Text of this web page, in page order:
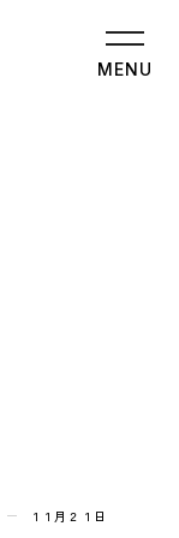
MENU
１１月２１日